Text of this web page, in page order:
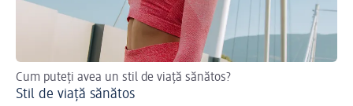
Cum puteți avea un stil de viață sănătos?
Stil de viață sănătos